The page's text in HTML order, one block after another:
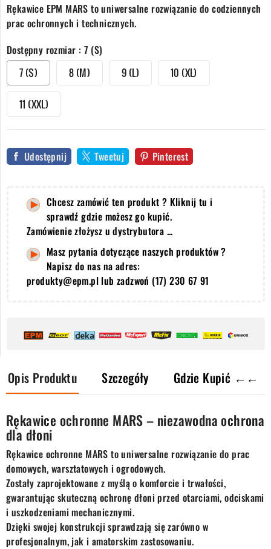
Rękawice EPM MARS to uniwersalne rozwiązanie do codziennych
prac ochronnych i technicznych.
Dostępny rozmiar : 7 (S)
7 (S)
8 (M) 9 (L) 10 (XL)
11 (XXL)
Udostępnij Tweetuj Pinterest
Chcesz zamówić ten produkt ? Kliknij tu i
sprawdź gdzie możesz go kupić.
Zamówienie złożysz u dystrybutora ...
Masz pytania dotyczące naszych produktów ?
Napisz do nas na adres:
produkty@epm.pl lub zadzwoń (17) 230 67 91
Opis Produktu Szczegóły Gdzie Kupić ←←
Rękawice ochronne MARS – niezawodna ochrona
dla dłoni
Rękawice ochronne MARS to uniwersalne rozwiązanie do prac
domowych, warsztatowych i ogrodowych.
Zostały zaprojektowane z myślą o komforcie i trwałości,
gwarantując skuteczną ochronę dłoni przed otarciami, odciskami
i uszkodzeniami mechanicznymi.
Dzięki swojej konstrukcji sprawdzają się zarówno w
profesjonalnym, jak i amatorskim zastosowaniu.